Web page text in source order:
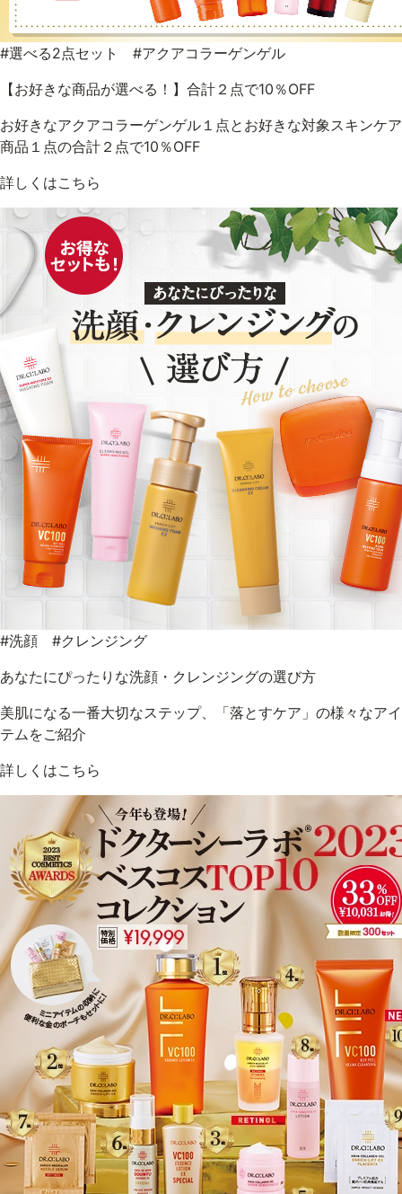
#選べる2点セット #アクアコラーゲンゲル
【お好きな商品が選べる！】合計２点で10％OFF
お好きなアクアコラーゲンゲル１点とお好きな対象スキンケア
商品１点の合計２点で10％OFF
詳しくはこちら
#洗顔 #クレンジング
あなたにぴったりな洗顔・クレンジングの選び方
美肌になる一番大切なステップ、「落とすケア」の様々なアイ
テムをご紹介
詳しくはこちら